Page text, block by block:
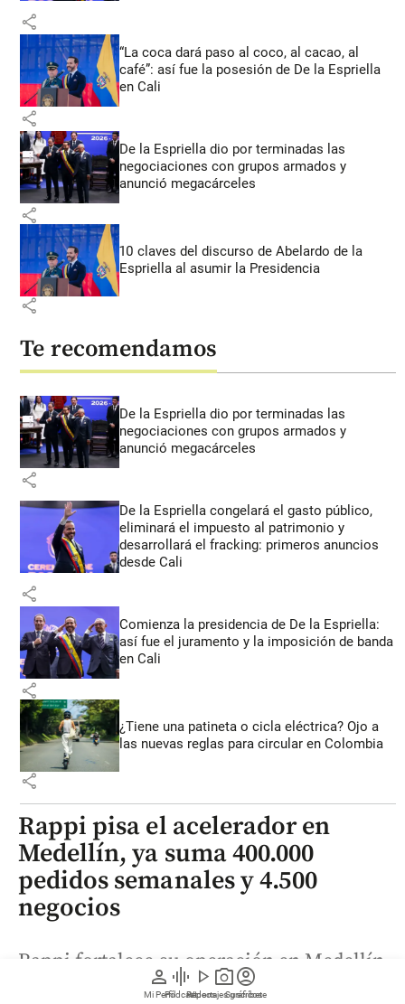
person
Mi Perfil
graphic_eq
Pódcast
play_arrow
Videos
photo_camera
Reportajes gráficos
account_circle
Suscríbete
share
“La coca dará paso al coco, al cacao, al
café”: así fue la posesión de De la Espriella
en Cali
share
De la Espriella dio por terminadas las
negociaciones con grupos armados y
anunció megacárceles
share
10 claves del discurso de Abelardo de la
Espriella al asumir la Presidencia
share
Te recomendamos
De la Espriella dio por terminadas las
negociaciones con grupos armados y
anunció megacárceles
share
De la Espriella congelará el gasto público,
eliminará el impuesto al patrimonio y
desarrollará el fracking: primeros anuncios
desde Cali
share
Comienza la presidencia de De la Espriella:
así fue el juramento y la imposición de banda
en Cali
share
¿Tiene una patineta o cicla eléctrica? Ojo a
las nuevas reglas para circular en Colombia
share
Rappi pisa el acelerador en
Medellín, ya suma 400.000
pedidos semanales y 4.500
negocios
Rappi fortalece su operación en Medellín
con 700 nuevos aliados, más pedidos